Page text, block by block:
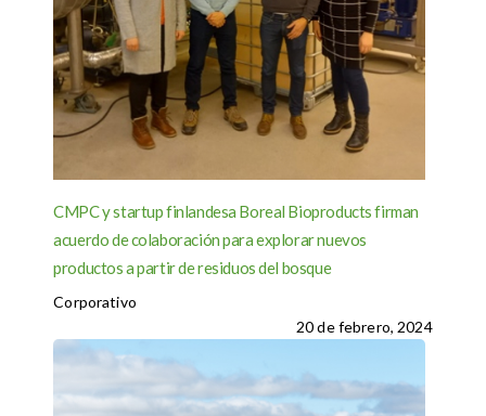
CMPC y startup finlandesa Boreal Bioproducts firman
acuerdo de colaboración para explorar nuevos
productos a partir de residuos del bosque
Corporativo
20 de febrero, 2024